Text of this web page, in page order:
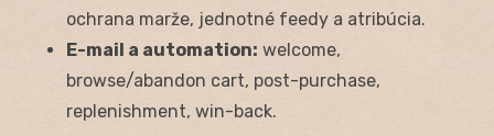
ochrana marže, jednotné feedy a atribúcia.
E-mail a automation: welcome,
browse/abandon cart, post-purchase,
replenishment, win-back.